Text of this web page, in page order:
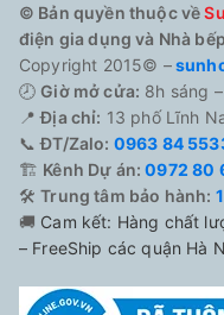
© Bản quyền thuộc về
điện gia dụng và Nhà
Copyright 2015© –
🕗Giờ mở cửa: 8h sáng
📍Địa chỉ: 13 phố Lĩnh
📞ĐT/Zalo: 0963 84
🏗️ Kênh Dự án: 0972 80
🛠️Trung tâm bảo hành:
🚚 Cam kết: Hàng chất
– FreeShip các quận Hà